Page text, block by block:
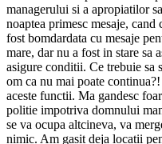
managerului si a apropiatilor
noaptea primesc mesaje,
fost bomdardata cu mesaje
mare, dar nu a fost in stare sa
asigure conditii. Ce trebuie sa
om ca nu mai poate
aceste functii. Ma gandesc
politie impotriva domnului
se va ocupa altcineva, va
nimic. Am gasit deja locatii